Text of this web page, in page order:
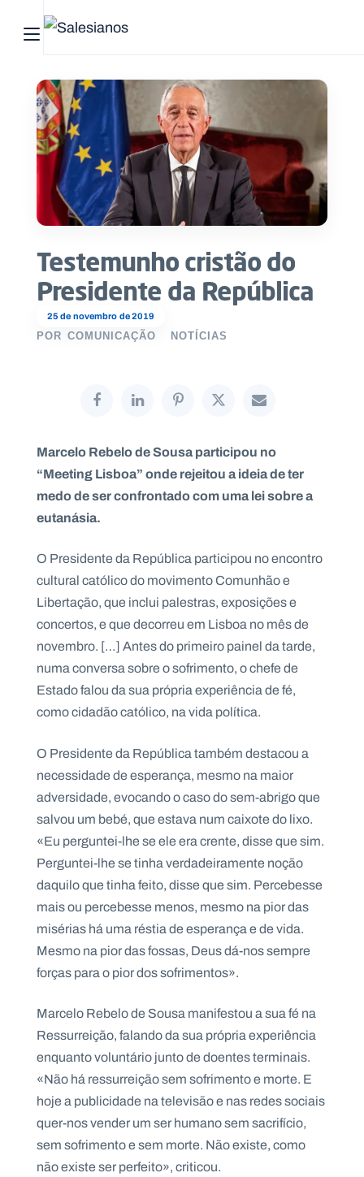
Abrir menu principal
25 de novembro de 2019
Testemunho cristão do
Presidente da República
POR COMUNICAÇÃO NOTÍCIAS
Marcelo Rebelo de Sousa participou no
“Meeting Lisboa” onde rejeitou a ideia de ter
medo de ser confrontado com uma lei sobre a
eutanásia.
O Presidente da República participou no encontro
cultural católico do movimento Comunhão e
Libertação, que inclui palestras, exposições e
concertos, e que decorreu em Lisboa no mês de
novembro. […] Antes do primeiro painel da tarde,
numa conversa sobre o sofrimento, o chefe de
Estado falou da sua própria experiência de fé,
como cidadão católico, na vida política.
O Presidente da República também destacou a
necessidade de esperança, mesmo na maior
adversidade, evocando o caso do sem-abrigo que
salvou um bebé, que estava num caixote do lixo.
«Eu perguntei-lhe se ele era crente, disse que sim.
Perguntei-lhe se tinha verdadeiramente noção
daquilo que tinha feito, disse que sim. Percebesse
mais ou percebesse menos, mesmo na pior das
misérias há uma réstia de esperança e de vida.
Mesmo na pior das fossas, Deus dá-nos sempre
forças para o pior dos sofrimentos».
Marcelo Rebelo de Sousa manifestou a sua fé na
Ressurreição, falando da sua própria experiência
enquanto voluntário junto de doentes terminais.
«Não há ressurreição sem sofrimento e morte. E
hoje a publicidade na televisão e nas redes sociais
quer-nos vender um ser humano sem sacrifício,
sem sofrimento e sem morte. Não existe, como
não existe ser perfeito», criticou.
Pesquisar no site
Início
Quem
somos
O
que
fazemos
Recursos
P
O
R
T
A
L
A
N
A
L
S
a
l
e
s
i
a
n
o
s
p
A
e
n
d
a
C
n
t
a
c
o
s
N
w
e
tt
e
r